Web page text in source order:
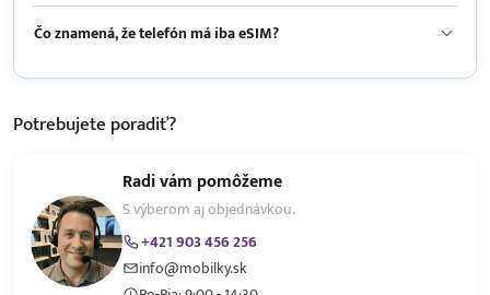
Čo znamená, že telefón má iba eSIM?
Potrebujete poradiť?
Radi vám pomôžeme
S výberom aj objednávkou.
+421 903 456 256
info@mobilky.sk